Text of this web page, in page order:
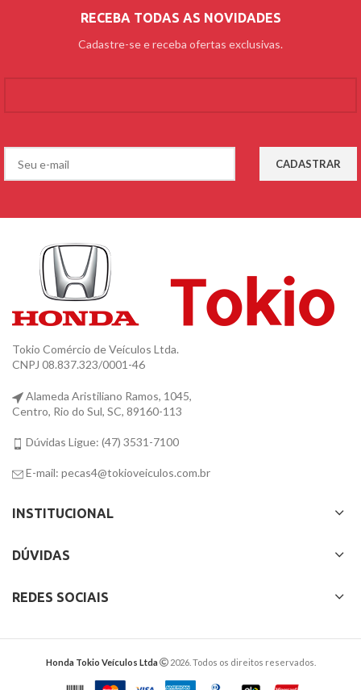
RECEBA TODAS AS NOVIDADES
Cadastre-se e receba ofertas exclusivas.
Tokio Comércio de Veículos Ltda.
CNPJ 08.837.323/0001-46
Alameda Aristiliano Ramos, 1045,
Centro, Rio do Sul, SC, 89160-113
Dúvidas Ligue: (47) 3531-7100
E-mail: pecas4@tokioveiculos.com.br
INSTITUCIONAL
DÚVIDAS
REDES SOCIAIS
Honda Tokio Veículos Ltda 2026. Todos os direitos reservados.